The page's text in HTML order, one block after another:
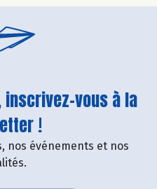
vous à la
!
nos événements et nos